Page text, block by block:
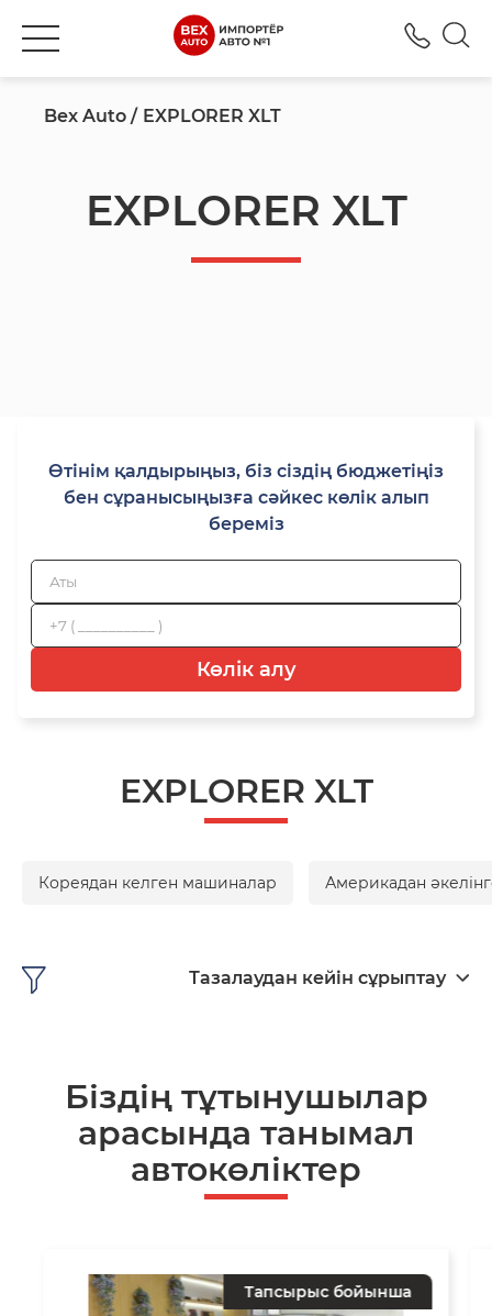
Bex Auto EXPLORER XLT
EXPLORER XLT
Өтінім қалдырыңыз, біз сіздің бюджетіңіз
бен сұранысыңызға сәйкес көлік алып
береміз
Көлік алу
EXPLORER XLT
Кореядан келген машиналар Америкадан
Тазалаудан кейін сұрыптау
Біздің тұтынушылар
арасында танымал
автокөліктер
Тапсырыс бойынша